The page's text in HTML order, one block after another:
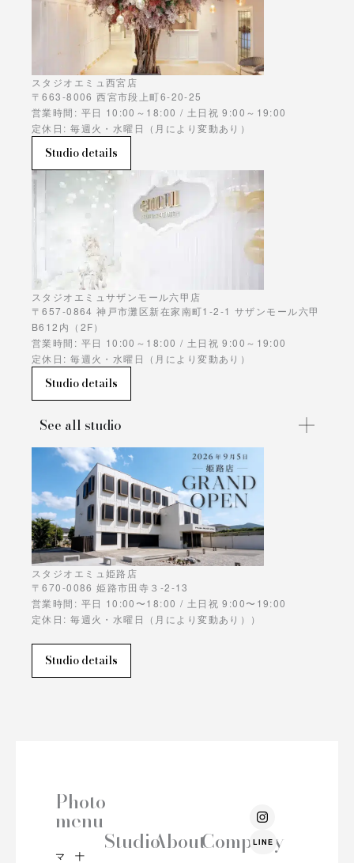
スタジオエミュ西宮店
〒663-8006 西宮市段上町6-20-25
営業時間: 平日 10:00～18:00 / 土日祝 9:00～19:00
定休日: 毎週火・水曜日（月により変動あり）
Studio details
スタジオエミュサザンモール六甲店
〒657-0864 神戸市灘区新在家南町1-2-1 サザンモール六甲
B612内（2F）
営業時間: 平日 10:00～18:00 / 土日祝 9:00～19:00
定休日: 毎週火・水曜日（月により変動あり）
Studio details
See all studio
スタジオエミュ姫路店
〒670-0086 姫路市田寺３-2-13
営業時間: 平日 10:00〜18:00 / 土日祝 9:00〜19:00
定休日: 毎週火・水曜日（月により変動あり））
Studio details
Photo
menu
マ
十
StudioAboutCompany
I
n
s
t
LINE